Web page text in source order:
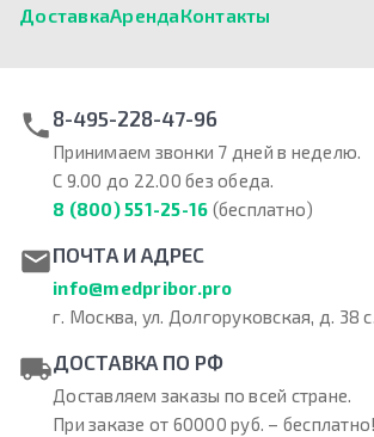
ДоставкаАрендаКонтакты
8-495-228-47-96
Принимаем звонки 7 дней в неделю.
С 9.00 до 22.00 без обеда.
8 (800) 551-25-16 (бесплатно)
ПОЧТА И АДРЕС
info@medpribor.pro
г. Москва, ул. Долгоруковская, д. 38
ДОСТАВКА ПО РФ
Доставляем заказы по всей стране.
При заказе от 60000 руб. – бесплатно!